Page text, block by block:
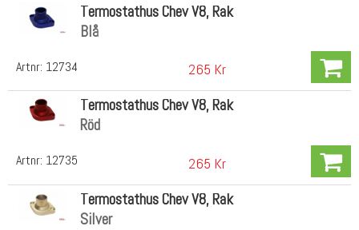
Artnr: 12734
Termostathus Chev V8, Rak
Blå
265 Kr
Artnr: 12735
Termostathus Chev V8, Rak
Röd
265 Kr
Termostathus Chev V8, Rak
Silver